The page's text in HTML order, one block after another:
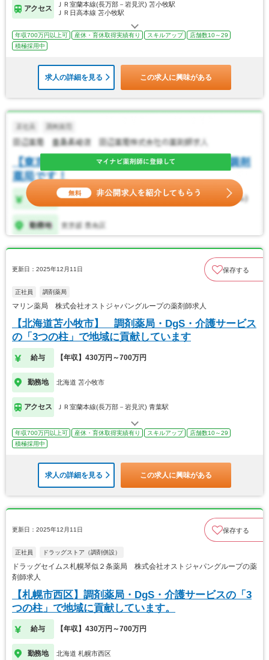
アクセス
ＪＲ室蘭本線(長万部－岩見沢) 苫小牧駅
ＪＲ日高本線 苫小牧駅
年収700万円以上可 産休・育休取得実績有り スキルアップ
店舗数10～29
積極採用中
求人の詳細を見る この求人に興味がある
更新日：2025年12月11日 保存する
正社員 調剤薬局
マリン薬局 株式会社オストジャパングループの薬剤師求人
【北海道苫小牧市】 調剤薬局・DgS・介護サービス
の「3つの柱」で地域に貢献しています
給与 【年収】430万円～700万円
勤務地 北海道 苫小牧市
アクセス ＪＲ室蘭本線(長万部－岩見沢) 青葉駅
年収700万円以上可 産休・育休取得実績有り スキルアップ
店舗数10～29
積極採用中
求人の詳細を見る この求人に興味がある
更新日：2025年12月11日 保存する
正社員 ドラッグストア（調剤併設）
ドラッグセイムス札幌琴似２条薬局 株式会社オストジャパングループの薬
剤師求人
【札幌市西区】調剤薬局・DgS・介護サービスの「3
つの柱」で地域に貢献しています。
給与 【年収】430万円～700万円
勤務地 北海道 札幌市西区